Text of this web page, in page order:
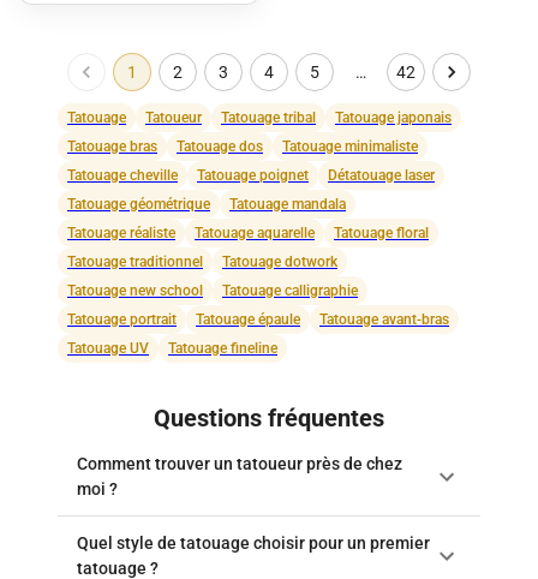
1 2 3 4 5 … 42
Tatouage Tatoueur Tatouage tribal
Tatouage japonais
Tatouage bras
Tatouage dos
Tatouage minimaliste
Tatouage cheville
Tatouage poignet
Détatouage laser
Tatouage géométrique
Tatouage mandala
Tatouage réaliste
Tatouage aquarelle
Tatouage floral
Tatouage traditionnel
Tatouage dotwork
Tatouage new school
Tatouage calligraphie
Tatouage portrait
Tatouage épaule
Tatouage avant-bras
Tatouage UV
Tatouage fineline
Questions fréquentes
Comment trouver un tatoueur près de chez
moi ?
Quel style de tatouage choisir pour un premier
tatouage ?